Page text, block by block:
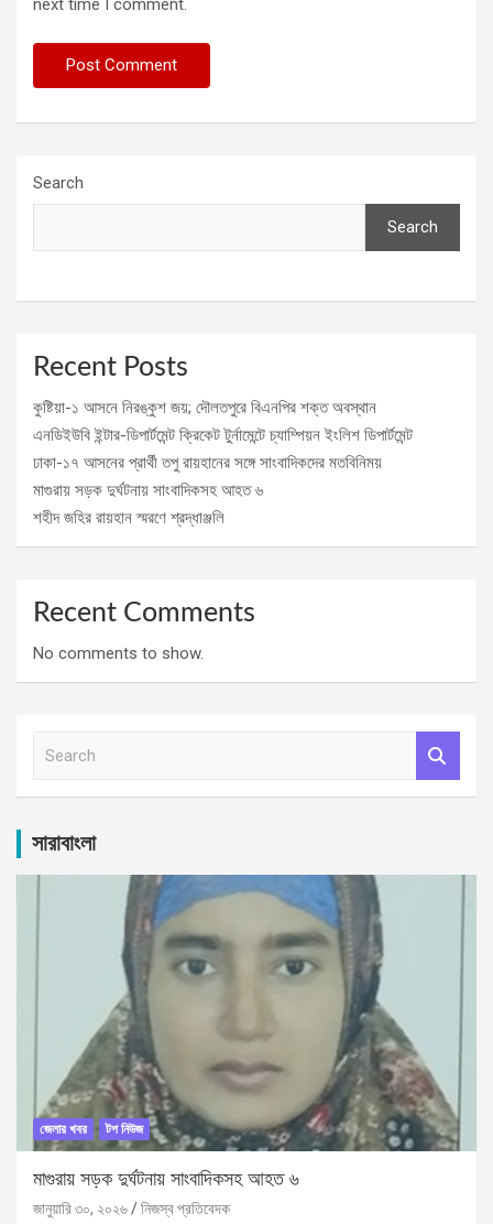
next time I comment.
Search
Search
Recent Posts
কুষ্টিয়া-১ আসনে নিরঙ্কুশ জয়; দৌলতপুরে বিএনপির শক্ত অবস্থান
এনডিইউবি ইন্টার-ডিপার্টমেন্ট ক্রিকেট টুর্নামেন্টে চ্যাম্পিয়ন ইংলিশ ডিপার্টমেন্ট
ঢাকা-১৭ আসনের প্রার্থী তপু রায়হানের সঙ্গে সাংবাদিকদের মতবিনিময়
মাগুরায় সড়ক দুর্ঘটনায় সাংবাদিকসহ আহত ৬
শহীদ জহির রায়হান স্মরণে শ্রদ্ধাঞ্জলি
Recent Comments
No comments to show.
c
সারাবাংলা
জেলার খবর টপ নিউজ
মাগুরায় সড়ক দুর্ঘটনায় সাংবাদিকসহ আহত ৬
জানুয়ারি ৩০, ২০২৬ নিজস্ব প্রতিবেদক